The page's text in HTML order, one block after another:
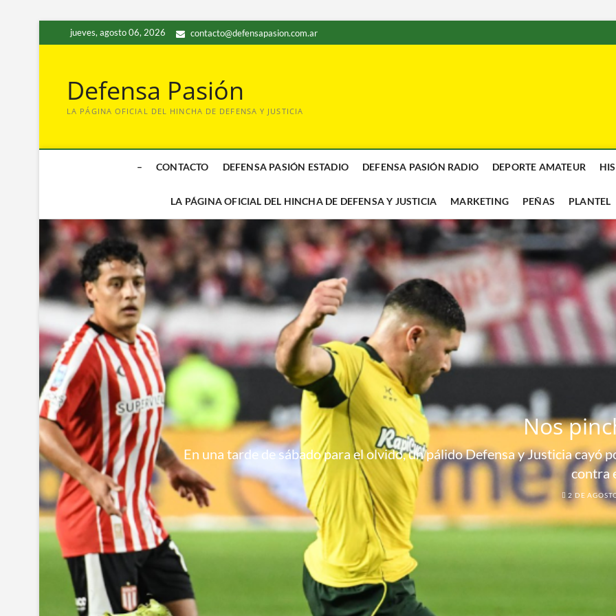
al
jueves, agosto 06, 2026 contacto@defensapasion.com.ar
Defensa Pasión
LA PÁGINA OFICIAL DEL HINCHA DE DEFENSA Y JUSTICIA
– CONTACTO DEFENSA PASIÓN ESTADIO DEFENSA PASIÓN RADIO DEPORTE AMATEUR
LA PÁGINA OFICIAL DEL HINCHA DE DEFENSA Y JUSTICIA MARKETING PEÑAS PLANTEL
Nos
En una tarde de sábado para el olvido, un pálido Defensa y Justicia cayó
contra
2 DE